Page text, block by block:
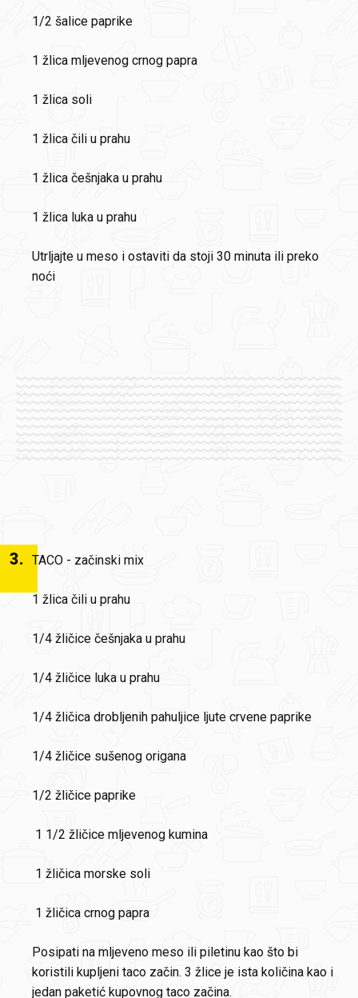
1/2 šalice paprike
1 žlica mljevenog crnog papra
1 žlica soli
1 žlica čili u prahu
1 žlica češnjaka u prahu
1 žlica luka u prahu
Utrljajte u meso i ostaviti da stoji 30 minuta ili preko
noći
3. TACO - začinski mix
1 žlica čili u prahu
1/4 žličice češnjaka u prahu
1/4 žličice luka u prahu
1/4 žličica drobljenih pahuljice ljute crvene paprike
1/4 žličice sušenog origana
1/2 žličice paprike
1 1/2 žličice mljevenog kumina
1 žličica morske soli
1 žličica crnog papra
Posipati na mljeveno meso ili piletinu kao što bi
koristili kupljeni taco začin. 3 žlice je ista količina kao i
jedan paketić kupovnog taco začina.